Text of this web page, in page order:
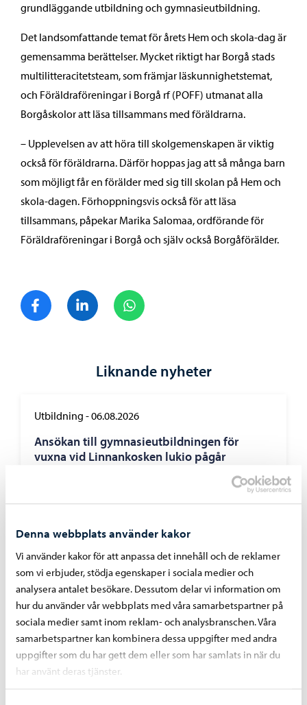
Denna webbplats använder kakor
Vi använder kakor för att anpassa det innehåll och de reklamer
som vi erbjuder, stödja egenskaper i sociala medier och
analysera antalet besökare. Dessutom delar vi information om
hur du använder vår webbplats med våra samarbetspartner på
sociala medier samt inom reklam- och analysbranschen. Våra
samarbetspartner kan kombinera dessa uppgifter med andra
uppgifter som du har gett dem eller som har samlats in när du
har använt deras tjänster.
grundläggande utbildning och gymnasieutbildning.
Det landsomfattande temat för årets Hem och skola-dag är
gemensamma berättelser. Mycket riktigt har Borgå stads
multilitteracitetsteam, som främjar läskunnighetstemat,
och Föräldraföreningar i Borgå rf (POFF) utmanat alla
Borgåskolor att läsa tillsammans med föräldrarna.
– Upplevelsen av att höra till skolgemenskapen är viktig
också för föräldrarna. Därför hoppas jag att så många barn
som möjligt får en förälder med sig till skolan på Hem och
skola-dagen. Förhoppningsvis också för att läsa
tillsammans, påpekar Marika Salomaa, ordförande för
Föräldraföreningar i Borgå och själv också Borgåförälder.
Dela på FacebookDela på LinkedIn
Liknande nyheter
Utbildning -06.08.2026
Ansökan till gymnasieutbildningen för
vuxna vid Linnankosken lukio pågår